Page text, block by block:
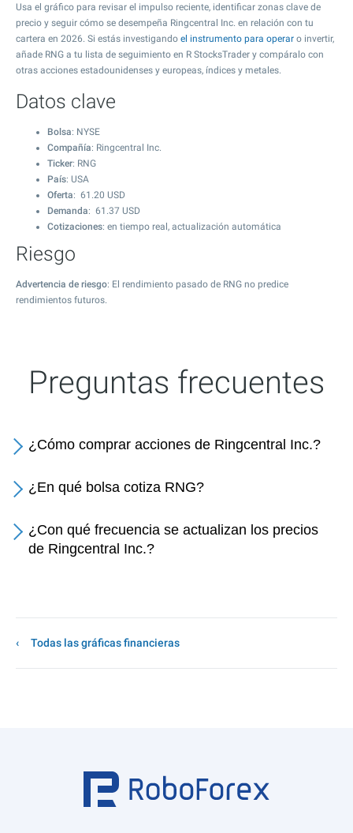
Usa el gráfico para revisar el impulso reciente, identificar zonas clave de
precio y seguir cómo se desempeña Ringcentral Inc. en relación con tu
cartera en 2026. Si estás investigando el instrumento para operar o invertir,
añade RNG a tu lista de seguimiento en R StocksTrader y compáralo con
otras acciones estadounidenses y europeas, índices y metales.
Datos clave
Bolsa: NYSE
Compañía: Ringcentral Inc.
Ticker: RNG
País: USA
Oferta: 61.20 USD
Demanda: 61.37 USD
Cotizaciones: en tiempo real, actualización automática
Riesgo
Advertencia de riesgo: El rendimiento pasado de RNG no predice
rendimientos futuros.
Preguntas frecuentes
¿Cómo comprar acciones de Ringcentral Inc.?
¿En qué bolsa cotiza RNG?
¿Con qué frecuencia se actualizan los precios
de Ringcentral Inc.?
Todas las gráficas financieras